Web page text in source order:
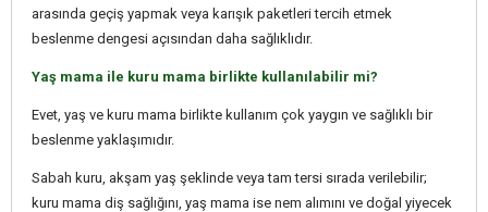
arasında geçiş yapmak veya karışık paketleri tercih etmek
beslenme dengesi açısından daha sağlıklıdır.
Yaş mama ile kuru mama birlikte kullanılabilir mi?
Evet, yaş ve kuru mama birlikte kullanım çok yaygın ve sağlıklı bir
beslenme yaklaşımıdır.
Sabah kuru, akşam yaş şeklinde veya tam tersi sırada verilebilir;
kuru mama diş sağlığını, yaş mama ise nem alımını ve doğal yiyecek